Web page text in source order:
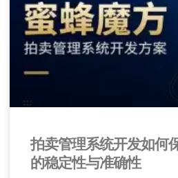
拍卖管理系统开发如何
的稳定性与准确性